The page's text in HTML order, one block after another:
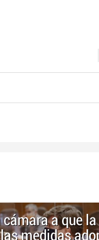
a que la
medidas